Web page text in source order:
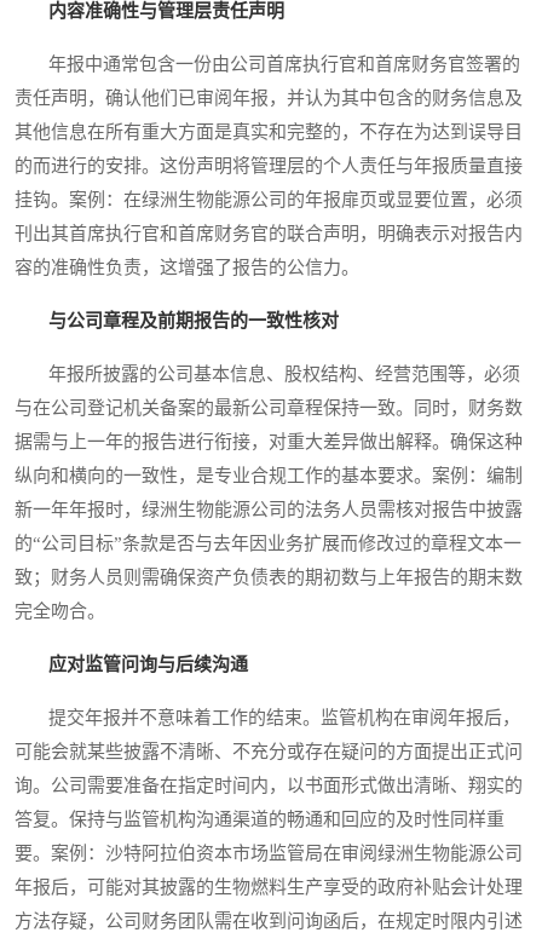
内容准确性与管理层责任声明
年报中通常包含一份由公司首席执行官和首席财务官签署的
责任声明，确认他们已审阅年报，并认为其中包含的财务信息及
其他信息在所有重大方面是真实和完整的，不存在为达到误导目
的而进行的安排。这份声明将管理层的个人责任与年报质量直接
挂钩。案例：在绿洲生物能源公司的年报扉页或显要位置，必须
刊出其首席执行官和首席财务官的联合声明，明确表示对报告内
容的准确性负责，这增强了报告的公信力。
与公司章程及前期报告的一致性核对
年报所披露的公司基本信息、股权结构、经营范围等，必须
与在公司登记机关备案的最新公司章程保持一致。同时，财务数
据需与上一年的报告进行衔接，对重大差异做出解释。确保这种
纵向和横向的一致性，是专业合规工作的基本要求。案例：编制
新一年年报时，绿洲生物能源公司的法务人员需核对报告中披露
的“公司目标”条款是否与去年因业务扩展而修改过的章程文本一
致；财务人员则需确保资产负债表的期初数与上年报告的期末数
完全吻合。
应对监管问询与后续沟通
提交年报并不意味着工作的结束。监管机构在审阅年报后，
可能会就某些披露不清晰、不充分或存在疑问的方面提出正式问
询。公司需要准备在指定时间内，以书面形式做出清晰、翔实的
答复。保持与监管机构沟通渠道的畅通和回应的及时性同样重
要。案例：沙特阿拉伯资本市场监管局在审阅绿洲生物能源公司
年报后，可能对其披露的生物燃料生产享受的政府补贴会计处理
方法存疑，公司财务团队需在收到问询函后，在规定时限内引述